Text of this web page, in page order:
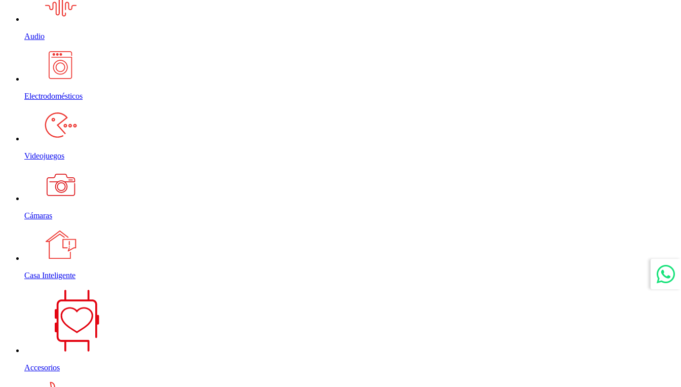
Audio
Electrodomésticos
Videojuegos
Cámaras
Casa Inteligente
Accesorios